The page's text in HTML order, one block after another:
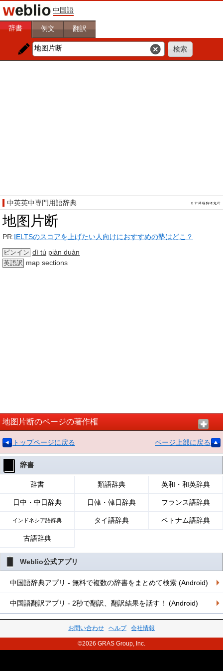
中国語
辞書 例文 翻訳
中英英中専門用語辞典
地图片断
PR:IELTSのスコアを上げたい人向けにおすすめの塾はどこ？
ピンイン dì tú piàn duàn
英語訳 map sections
地图片断のページの著作権
トップページに戻る ページ上部に戻る
辞書
辞書 類語辞典 英和・和英辞典
日中・中日辞典 日韓・韓日辞典 フランス語辞典
インドネシア語辞典 タイ語辞典 ベトナム語辞典
古語辞典
Weblio公式アプリ
中国語辞典アプリ - 無料で複数の辞書をまとめて検索 (Android)
中国語翻訳アプリ - 2秒で翻訳、翻訳結果を話す！ (Android)
お問い合わせ ヘルプ 会社情報
©2026 GRAS Group, Inc.